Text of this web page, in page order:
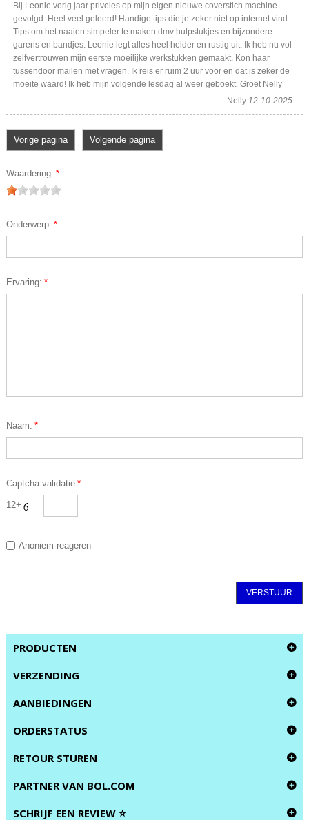
Bij Leonie vorig jaar priveles op mijn eigen nieuwe coverstich machine
gevolgd. Heel veel geleerd! Handige tips die je zeker niet op internet vind.
Tips om het naaien simpeler te maken dmv hulpstukjes en bijzondere
garens en bandjes. Leonie legt alles heel helder en rustig uit. Ik heb nu vol
zelfvertrouwen mijn eerste moeilijke werkstukken gemaakt. Kon haar
tussendoor mailen met vragen. Ik reis er ruim 2 uur voor en dat is zeker de
moeite waard! Ik heb mijn volgende lesdag al weer geboekt. Groet Nelly
Nelly 12-10-2025
Vorige pagina Volgende pagina
Waardering: *
Onderwerp: *
Ervaring: *
Naam: *
Captcha validatie *
12+ =
Anoniem reageren
VERSTUUR
PRODUCTEN
VERZENDING
AANBIEDINGEN
ORDERSTATUS
RETOUR STUREN
PARTNER VAN BOL.COM
SCHRIJF EEN REVIEW ⭐